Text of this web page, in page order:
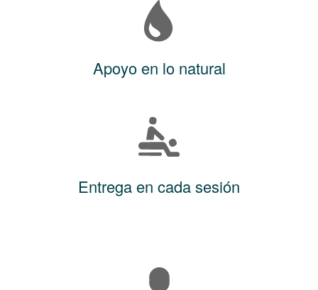
Apoyo en lo natural
Entrega en cada sesión